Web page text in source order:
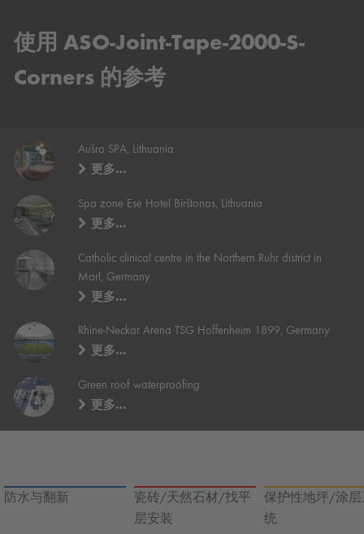
使用 ASO-Joint-Tape-2000-S-
Corners 的参考
Aušra SPA, Lithuania
更多…
Spa zone Esė Hotel Birštonas, Lithuania
更多…
Catholic clinical centre in the Northern Ruhr district in
Marl, Germany
更多…
Rhine-Neckar Arena TSG Hoffenheim 1899, Germany
更多…
Green roof waterproofing
更多…
防水与翻新
瓷砖/天然石材/找平
层安装
保护性地坪/涂层
统